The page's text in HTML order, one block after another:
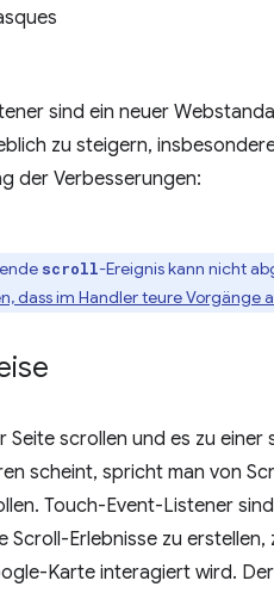
sind ein neuer
zu steigern,
der Verbesserungen:
scroll-Ereignis kann nicht
dass im Handler teure Vorgänge
Seite scrollen und es zu
scheint, spricht man von
Touch-Event-Listener
Erlebnisse zu
Karte interagiert wird.